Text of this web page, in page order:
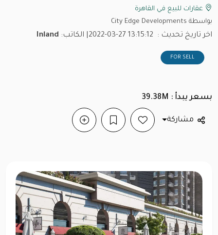
عقارات للبيع في القاهرة
بواسطة City Edge Developments
اخر تاريخ تحديث : 2022-03-27 13:15:12 | الكاتب: Inland
FOR SELL
بسعر يبدأ : 39.38M
مشاركة